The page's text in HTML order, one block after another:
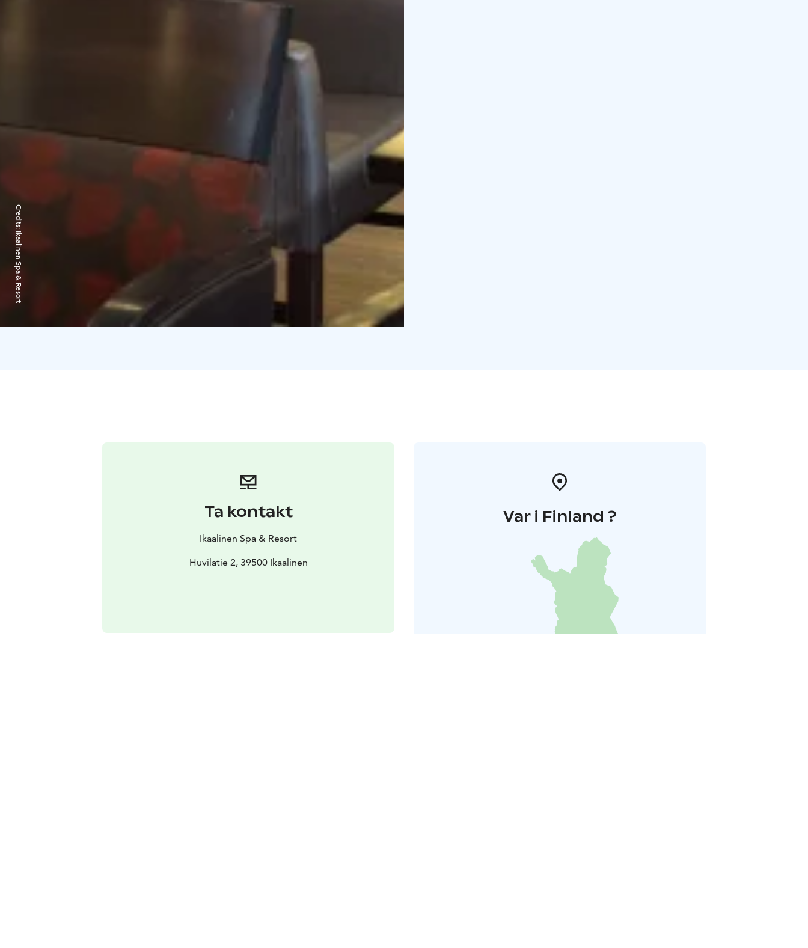
Credits:
Ikaalinen Spa & Resort
Ta kontakt
Ikaalinen Spa & Resort
Huvilatie 2, 39500 Ikaalinen
Var i Finland ?